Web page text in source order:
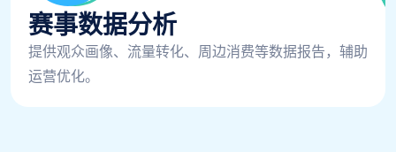
赛事数据分析
提供观众画像、流量转化、周边消费等数据报告，辅助
运营优化。